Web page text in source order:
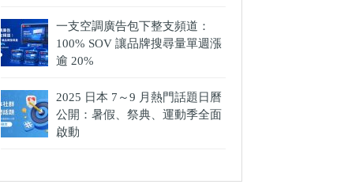
一支空調廣告包下整支頻道：
100% SOV 讓品牌搜尋量單週漲
逾 20%
2025 日本 7～9 月熱門話題日曆
公開：暑假、祭典、運動季全面
啟動